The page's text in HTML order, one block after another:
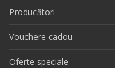
Producători
Vouchere cadou
Oferte speciale